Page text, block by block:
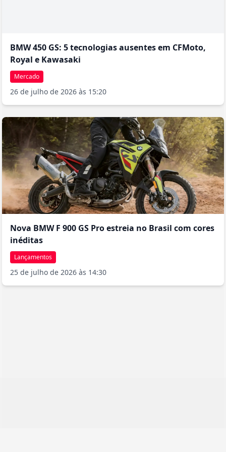
BMW 450 GS: 5 tecnologias ausentes em CFMoto,
Royal e Kawasaki
Mercado
26 de julho de 2026 às 15:20
Nova BMW F 900 GS Pro estreia no Brasil com cores
inéditas
Lançamentos
25 de julho de 2026 às 14:30